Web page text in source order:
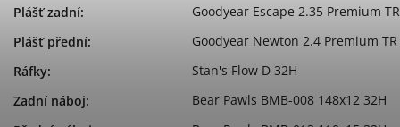
Plášť zadní:
Goodyear Escape 2.35 Premium TR
Plášť přední:
Goodyear Newton 2.4 Premium TR
Ráfky:
Stan's Flow D 32H
Zadní náboj:
Bear Pawls BMB-008 148x12 32H